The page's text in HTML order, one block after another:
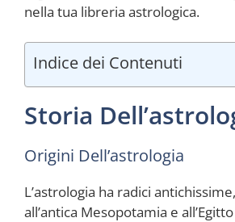
nella tua libreria astrologica.
Indice dei Contenuti
Storia
Origini Dell’astrologia
L’astrologia ha radici
all’antica Mesopotamia e